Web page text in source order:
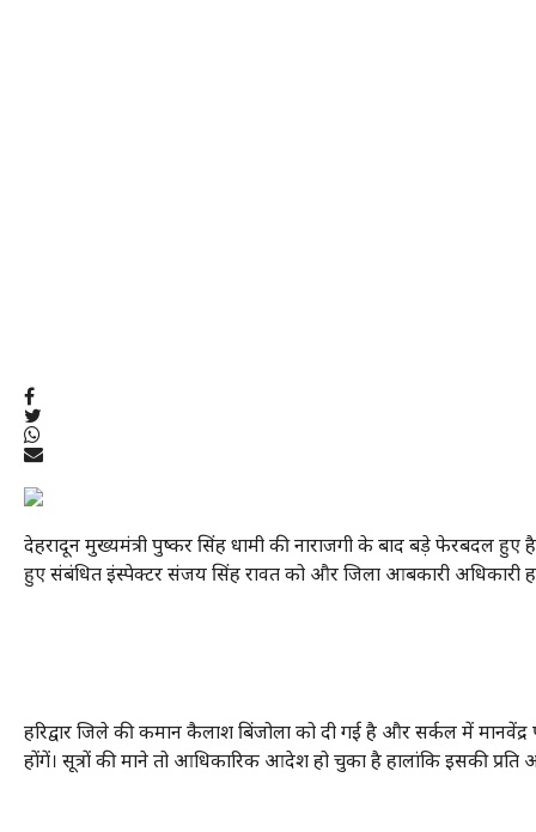
देहरादून मुख्यमंत्री पुष्कर सिंह धामी की नाराजगी के बाद बड़े फेरबदल हुए
हुए संबंधित इंस्पेक्टर संजय सिंह रावत को और जिला आबकारी अधिकारी
हरिद्वार जिले की कमान कैलाश बिंजोला को दी गई है और सर्कल में
होंगें। सूत्रों की माने तो आधिकारिक आदेश हो चुका है हालांकि इसकी प्रति